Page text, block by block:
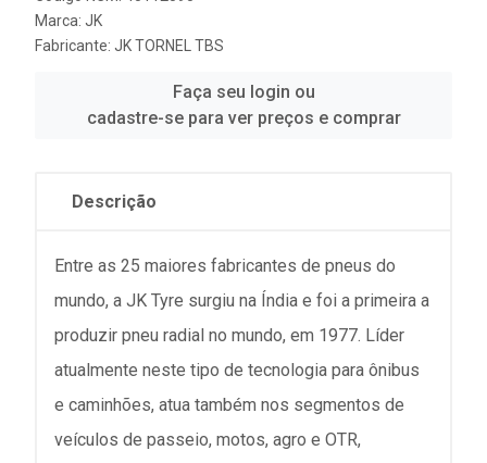
Marca: JK
Fabricante: JK TORNEL TBS
Faça seu login ou
cadastre-se para ver preços e comprar
Descrição
Entre as 25 maiores fabricantes de pneus do
mundo, a JK Tyre surgiu na Índia e foi a primeira a
produzir pneu radial no mundo, em 1977. Líder
atualmente neste tipo de tecnologia para ônibus
e caminhões, atua também nos segmentos de
veículos de passeio, motos, agro e OTR,